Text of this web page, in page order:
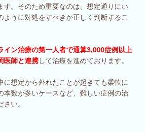
す。そのため重要なのは、想定通りにい
ように対処をすべきか正しく判断するこ
イン治療の第一人者で通算3,000症例以上
医師と連携して治療を進めております。
に想定から外れたことが起きても柔軟に
本数が多いケースなど、難しい症例の治
い。